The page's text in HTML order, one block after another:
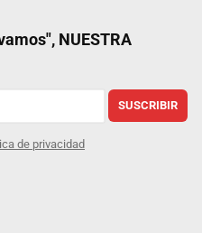
NUESTRA
SUSCRIBIR
de privacidad